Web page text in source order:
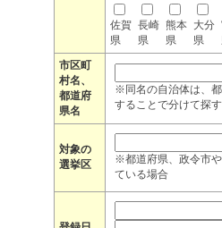
佐賀
県
長崎
県
熊本
県
大分
県
市区町
村名、
都道府
県名
※同名の自治体は、
することで分けて探
対象の
選挙区
※都道府県、政令市
ている場合